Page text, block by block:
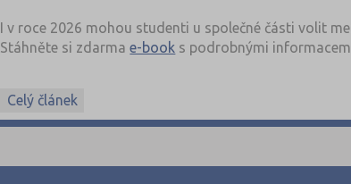
I v roce 2026 mohou studenti u společné části volit
Stáhněte si zdarmae-book s podrobnými
Celý článek